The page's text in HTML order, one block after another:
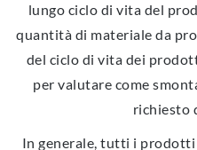
lungo ciclo di vita del
quantità di materiale da
del ciclo di vita dei
per valutare come
richiesto
In generale, tutti i